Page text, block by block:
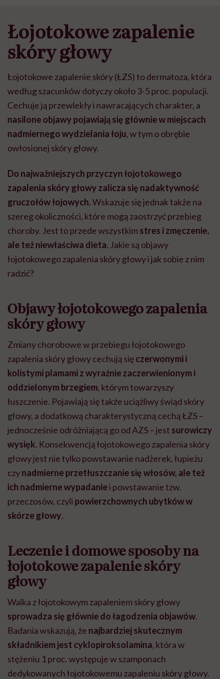
Łojotokowe zapalenie
skóry głowy
Łojotokowe zapalenie skóry (ŁZS) to dermatoza, która
według szacunków dotyczy około 3-5 proc. populacji.
Cechuje ją przewlekły i nawracających charakter, a
nasilone objawy pojawiają się głównie w miejscach
nadmiernego wydzielania łoju, w tym o obrębie
owłosionej skóry głowy.
Do najważniejszych przyczyn łojotokowego
zapalenia skóry głowy zalicza się nadaktywność
gruczołów łojowych.Wskazuje się jednak także na
szereg okoliczności, które mogą zaostrzyć przebieg
choroby. Jest to przede wszystkimstres i zmęczenie,
ale też niewłaściwa dieta. Jakie są objawy
łojotokowego zapalenia skóry głowy i jak sobie z nim
radzić?
Objawy łojotokowego zapalenia
skóry głowy
Zmiany chorobowe w przebiegu łojotokowego
zapalenia skóry głowy cechują sięczerwonymi i
kolistymi plamami z wyraźnie zaczerwienionym i
oddzielonym brzegiem, którym towarzyszy
łuszczenie. Pojawiają się także uciążliwy świąd skóry
głowy, a dodatkową charakterystyczną cechą ŁZS –
jednocześnie odróżniającą go od AZS – jest surowiczy
wysięk. Konsekwencją łojotokowego zapalenia skóry
głowy jest nie tylko powstawanie nadżerek, łupieżu
czynadmierne przetłuszczanie się włosów, ale też
ich nadmierne wypadaniei powstawanie tzw.
przeczosów, czyli powierzchownych ubytków w
skórze głowy.
Leczenie i domowe sposoby na
łojotokowe zapalenie skóry
głowy
Walka z łojotokowym zapaleniem skóry głowy
sprowadza się głównie do łagodzenia objawów.
Badania wskazują, że najbardziej skutecznym
składnikiem jest cyklopiroksolamina, która w
stężeniu 1 proc. występuje w szamponach
dedykowanych łojotokowemu zapaleniu skóry głowy.